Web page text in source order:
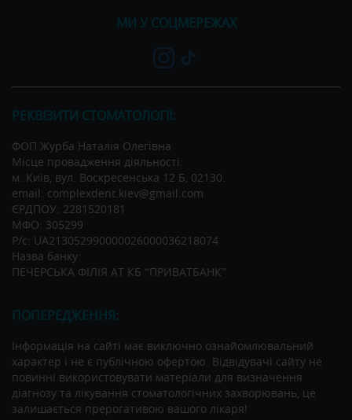
МИ У СОЦМЕРЕЖАХ
РЕКВІЗИТИ СТОМАТОЛОГІЇ:
ФОП Журба Наталія Олегівна
Місце провадження діяльності:
м. Київ, вул. Воскресенська 12 Б, 02130.
email: complexdent.kiev@gmail.com
ЄРДПОУ: 2281520181
МФО: 305299
Р/c: UA213052990000026000036218074
Назва банку:
ПЕЧЕРСЬКА ФІЛІЯ АТ КБ “ПРИВАТБАНК”
ПОПЕРЕДЖЕННЯ:
Інформація на сайті має виключно ознайомлювальний
характер і не є публічною офертою. Відвідувачі сайту не
повинні використовувати матеріали для визначення
діагнозу та лікування стоматологічних захворювань, це
залишається прерогативою вашого лікаря!